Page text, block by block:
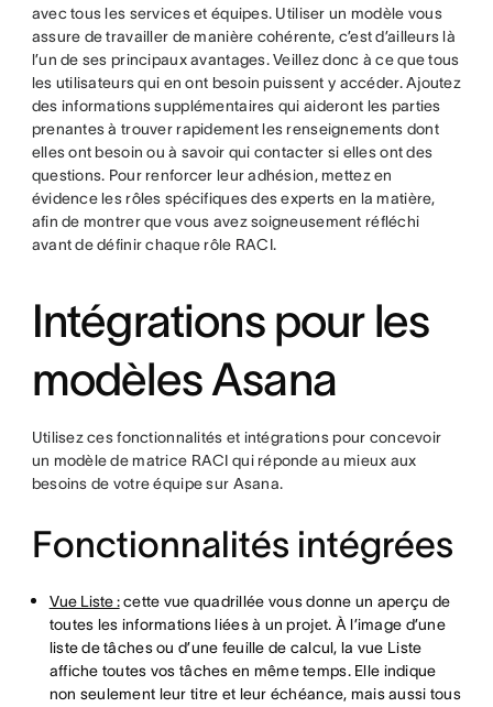
avec tous les services et équipes. Utiliser un modèle vous
assure de travailler de manière cohérente, c’est d’ailleurs là
l’un de ses principaux avantages. Veillez donc à ce que tous
les utilisateurs qui en ont besoin puissent y accéder. Ajoutez
des informations supplémentaires qui aideront les parties
prenantes à trouver rapidement les renseignements dont
elles ont besoin ou à savoir qui contacter si elles ont des
questions. Pour renforcer leur adhésion, mettez en
évidence les rôles spécifiques des experts en la matière,
afin de montrer que vous avez soigneusement réfléchi
avant de définir chaque rôle RACI.
Intégrations pour les
modèles Asana
Utilisez ces fonctionnalités et intégrations pour concevoir
un modèle de matrice RACI qui réponde au mieux aux
besoins de votre équipe sur Asana.
Fonctionnalités intégrées
Vue Liste :cette vue quadrillée vous donne un aperçu de
toutes les informations liées à un projet. À l’image d’une
liste de tâches ou d’une feuille de calcul, la vue Liste
affiche toutes vos tâches en même temps. Elle indique
non seulement leur titre et leur échéance, mais aussi tous